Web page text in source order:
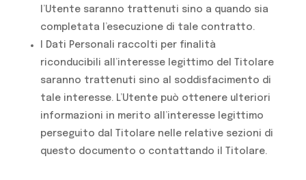
l’Utente saranno trattenuti sino a quando sia
completata l’esecuzione di tale contratto.
I Dati Personali raccolti per finalità
riconducibili all’interesse legittimo del Titolare
saranno trattenuti sino al soddisfacimento di
tale interesse. L’Utente può ottenere ulteriori
informazioni in merito all’interesse legittimo
perseguito dal Titolare nelle relative sezioni di
questo documento o contattando il Titolare.